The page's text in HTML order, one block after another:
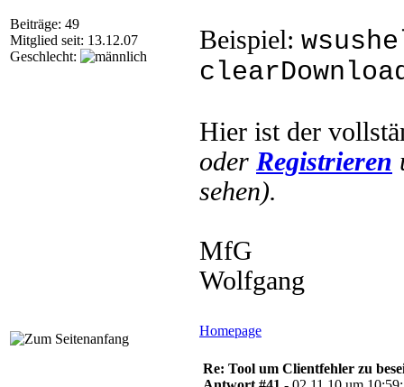
Beiträge: 49
Mitglied seit: 13.12.07
Geschlecht:
Beispiel:
Hier ist der
oder Registrieren
sehen).
MfG
Wolfgang
Homepage
Re: Tool um Clientfehler zu